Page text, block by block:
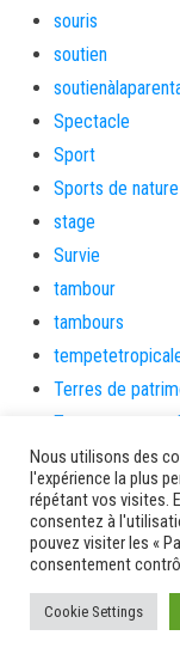
souris
soutien
Spectacle
Sport
Sports de nature
stage
Survie
tambour
tambours
Terres de
Terres
théâtre
Tourisme
toussaint
tradition
Transition
Transport et
Nous utilisons des
l'expérience la plus
répétant vos visites.
consentez à
pouvez visiter les «
consentement
Cookie Settings